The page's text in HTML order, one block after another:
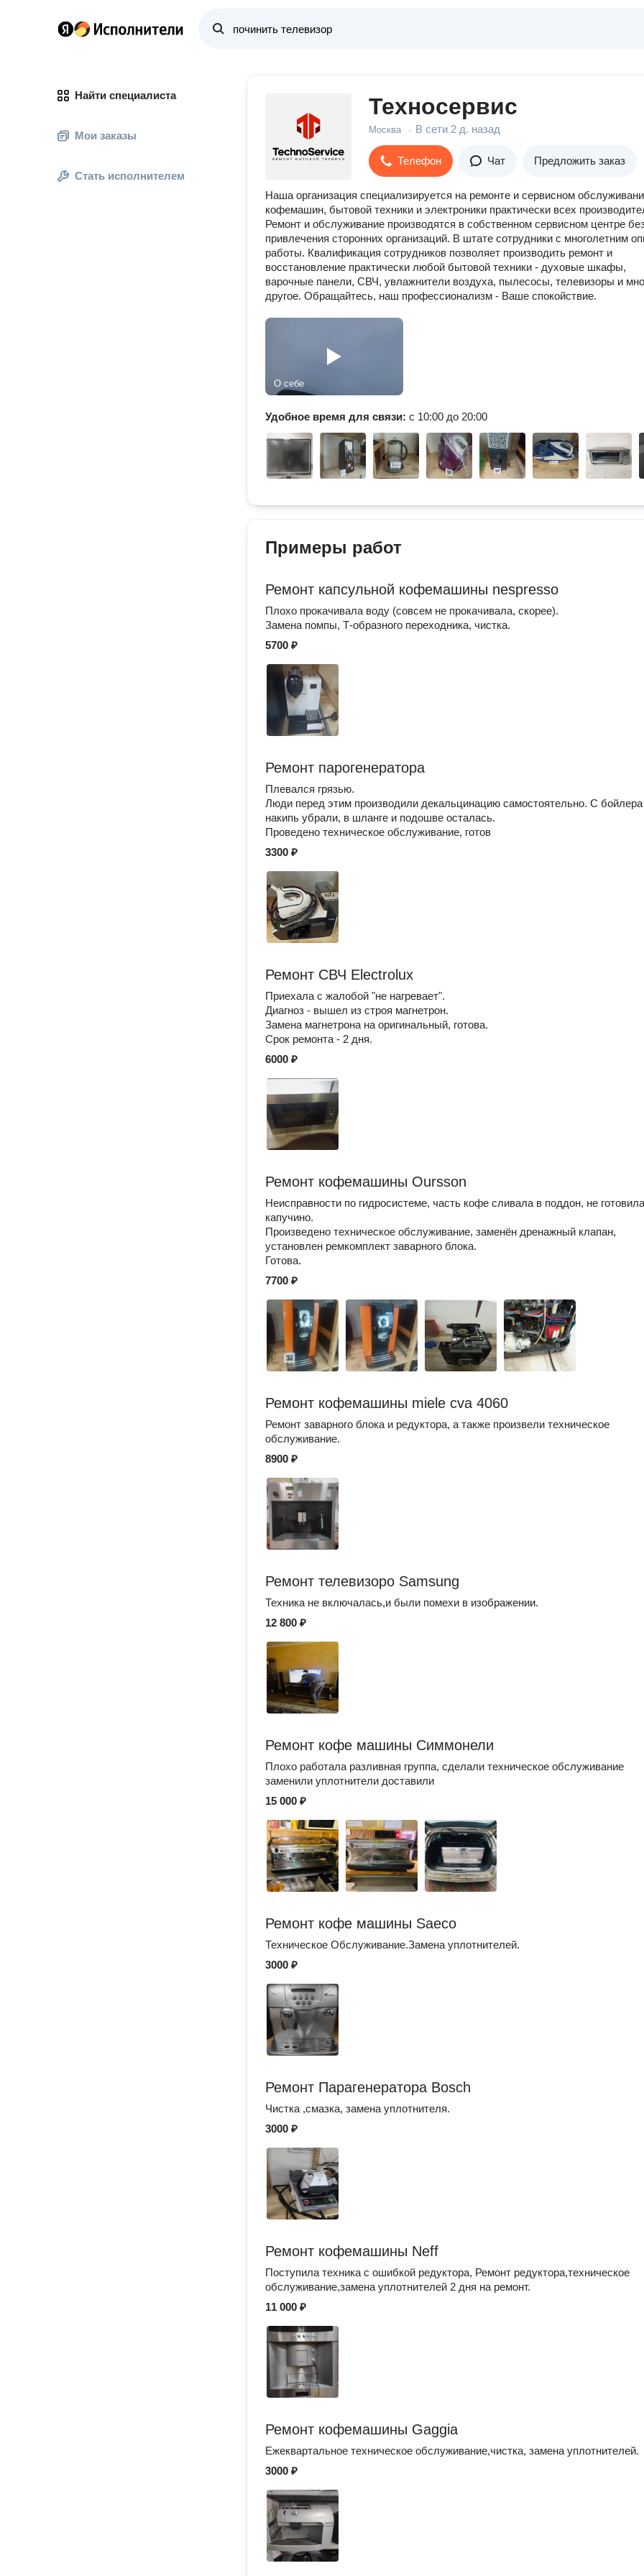
Найти специалиста
Мои заказы
Стать исполнителем
Техносервис
Москва · В сети 2 д. назад
Телефон Чат Предложить заказ
Наша организация специализируется на ремонте и сервисном
кофемашин, бытовой техники и электроники практически всех
Ремонт и обслуживание производятся в собственном сервисном центре
привлечения сторонних организаций. В штате сотрудники с многолетним
работы. Квалификация сотрудников позволяет производить ремонт и
восстановление практически любой бытовой техники - духовые шкафы,
варочные панели, СВЧ, увлажнители воздуха, пылесосы, телевизоры и
другое. Обращайтесь, наш профессионализм - Ваше спокойствие.
О себе
Удобное время для связи: с 10:00 до 20:00
Примеры работ
Ремонт капсульной кофемашины nespresso
Плохо прокачивала воду (совсем не прокачивала, скорее).
Замена помпы, Т-образного переходника, чистка.
5700 ₽
Ремонт парогенератора
Плевался грязью.
Люди перед этим производили декальцинацию самостоятельно. С бойлера
накипь убрали, в шланге и подошве осталась.
Проведено техническое обслуживание, готов
3300 ₽
Ремонт СВЧ Electrolux
Приехала с жалобой "не нагревает".
Диагноз - вышел из строя магнетрон.
Замена магнетрона на оригинальный, готова.
Срок ремонта - 2 дня.
6000 ₽
Ремонт кофемашины Oursson
Неисправности по гидросистеме, часть кофе сливала в поддон, не готовила
капучино.
Произведено техническое обслуживание, заменён дренажный клапан,
установлен ремкомплект заварного блока.
Готова.
7700 ₽
Ремонт кофемашины miele cva 4060
Ремонт заварного блока и редуктора, а также произвели техническое
обслуживание.
8900 ₽
Ремонт телевизоро Samsung
Техника не включалась,и были помехи в изображении.
12 800 ₽
Ремонт кофе машины Симмонели
Плохо работала разливная группа, сделали техническое обслуживание
заменили уплотнители доставили
15 000 ₽
Ремонт кофе машины Saeco
Техническое Обслуживание.Замена уплотнителей.
3000 ₽
Ремонт Парагенератора Bosch
Чистка ,смазка, замена уплотнителя.
3000 ₽
Ремонт кофемашины Neff
Поступила техника с ошибкой редуктора, Ремонт редуктора,техническое
обслуживание,замена уплотнителей 2 дня на ремонт.
11 000 ₽
Ремонт кофемашины Gaggia
Ежеквартальное техническое обслуживание,чистка, замена уплотнителей.
3000 ₽